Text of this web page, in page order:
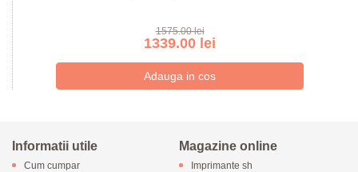
1575.00 lei
1339.00 lei
Informatii utile
Cum cumpar
Magazine online
Imprimante sh